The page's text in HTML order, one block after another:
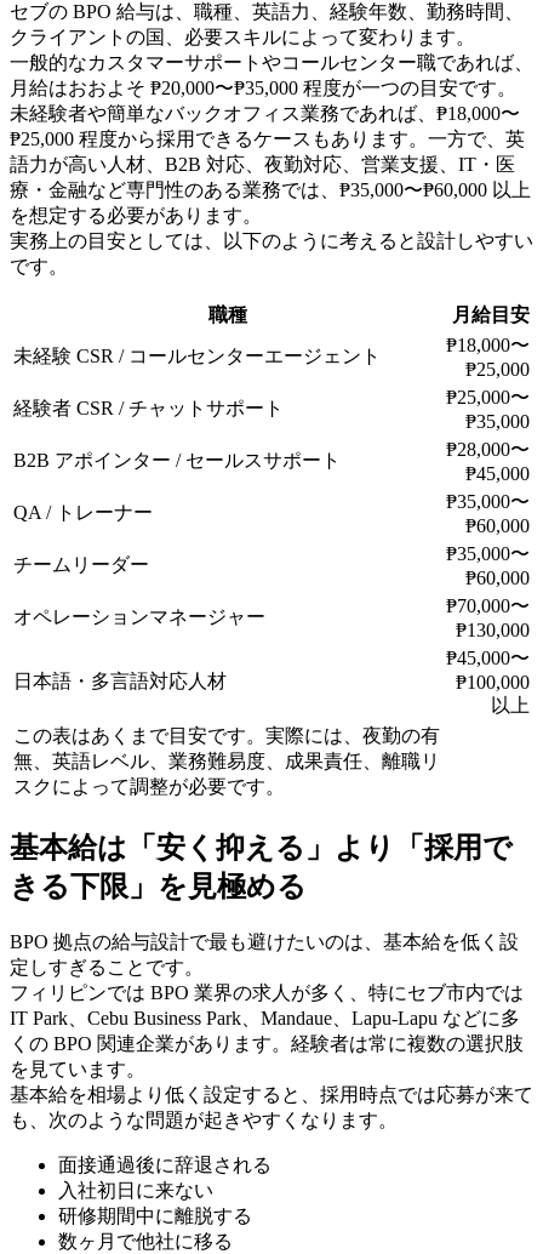
セブの BPO 給与は、職種、英語力、経験年数、勤務時間、
クライアントの国、必要スキルによって変わります。
一般的なカスタマーサポートやコールセンター職であれば、
月給はおおよそ ₱20,000〜₱35,000 程度が一つの目安です。
未経験者や簡単なバックオフィス業務であれば、₱18,000〜
₱25,000 程度から採用できるケースもあります。一方で、英
語力が高い人材、B2B 対応、夜勤対応、営業支援、IT・医
療・金融など専門性のある業務では、₱35,000〜₱60,000 以上
を想定する必要があります。
実務上の目安としては、以下のように考えると設計しやすい
です。
職種
月給目安
未経験 CSR / コールセンターエージェント
₱18,000〜
₱25,000
経験者 CSR / チャットサポート
₱25,000〜
₱35,000
B2B アポインター / セールスサポート
₱28,000〜
₱45,000
QA / トレーナー
₱35,000〜
₱60,000
チームリーダー
₱35,000〜
₱60,000
オペレーションマネージャー
₱70,000〜
₱130,000
日本語・多言語対応人材
₱45,000〜
₱100,000
以上
この表はあくまで目安です。実際には、夜勤の有
無、英語レベル、業務難易度、成果責任、離職リ
スクによって調整が必要です。
基本給は「安く抑える」より「採用で
きる下限」を見極める
BPO 拠点の給与設計で最も避けたいのは、基本給を低く設
定しすぎることです。
フィリピンでは BPO 業界の求人が多く、特にセブ市内では
IT Park、Cebu Business Park、Mandaue、Lapu-Lapu などに多
くの BPO 関連企業があります。経験者は常に複数の選択肢
を見ています。
基本給を相場より低く設定すると、採用時点では応募が来て
も、次のような問題が起きやすくなります。
面接通過後に辞退される
入社初日に来ない
研修期間中に離脱する
数ヶ月で他社に移る